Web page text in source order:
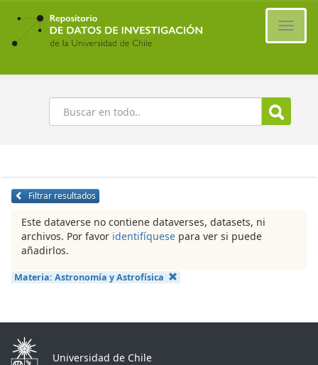
Ir
contenido
principal
Buscar
Filtrar resultados
Este dataverse no contiene dataverses, datasets, ni
archivos. Por favor identifíquese para ver si puede
añadirlos.
Materia: Astronomía y Astrofísica
Universidad de Chile